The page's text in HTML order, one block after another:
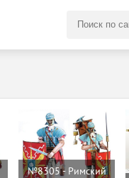
№8305 - Римский